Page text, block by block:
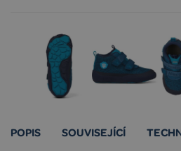
POPIS SOUVISEJÍCÍ